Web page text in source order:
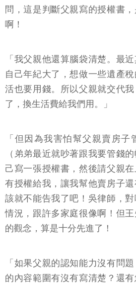
問，這是判斷父親寫的授權書
啊！
「我父親他還算腦袋清楚。最
自己年紀大了，想做一些遺產
活也要用錢。所以父親就交代
了，換生活費給我們用。」
「但因為我害怕幫父親賣房子
（弟弟最近就吵著跟我要管錢
己寫一張授權書，然後請父親
有授權給我，讓我幫他賣房子
該就不能告我了吧！吳律師，
情況，跟許多家庭很像啊！但
的觀念，算是十分先進了！
「如果父親的認知能力沒有問
的內容範圍有沒有寫清楚？還